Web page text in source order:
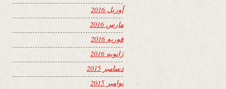
آوریل 2016
مارس 2016
فوریه 2016
ژانویه 2016
دسامبر 2015
نوامبر 2015